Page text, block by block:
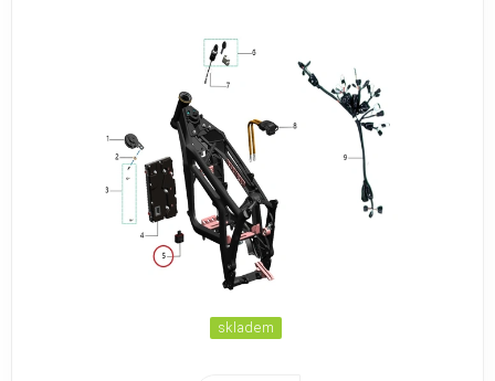
skladem